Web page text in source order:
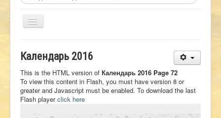
Включить/
О фонде
Онлайн библиотека
Видеоматериалы
Календарь 2016
This is the HTML version of Календарь 2016 Page 72
To view this content in Flash, you must have version 8 or
greater and Javascript must be enabled. To download the last
Flash playerclick here